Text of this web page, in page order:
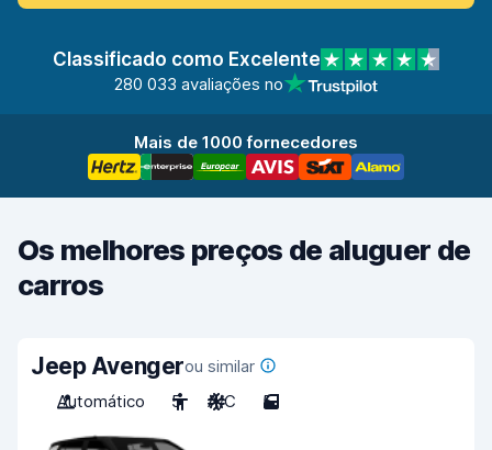
Classificado como Excelente
280 033 avaliações no
Mais de 1000 fornecedores
Os melhores preços de aluguer de
carros
Jeep Avengerou similar
Automático
5 A/C 5